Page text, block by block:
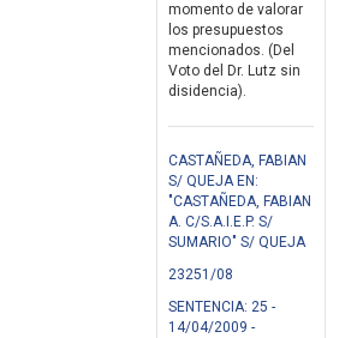
momento de valorar
los presupuestos
mencionados. (Del
Voto del Dr. Lutz sin
disidencia).
CASTAÑEDA, FABIAN
S/ QUEJA EN:
"CASTAÑEDA, FABIAN
A. C/S.A.I.E.P. S/
SUMARIO" S/ QUEJA
23251/08
SENTENCIA: 25 -
14/04/2009 -